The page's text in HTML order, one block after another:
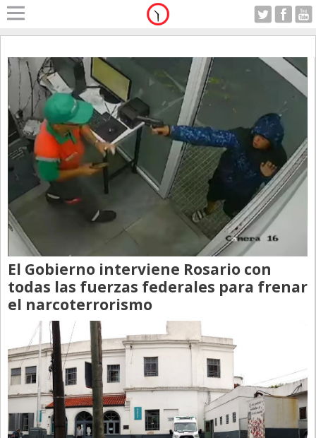
Home
A Motor
Alerta
Anticipo
Campo
Carrera & Emprendedores
Club House
Coleccionistas
Con Estilo
De Bolsillo
Diarios de Argentina
Diarios del Mundo
Directivos
Ecología y Ambiente
Economía
El Experto
El Innovador
Sabado 08.08.2026
El Gobierno interviene Rosario con
todas las fuerzas federales para frenar
el narcoterrorismo